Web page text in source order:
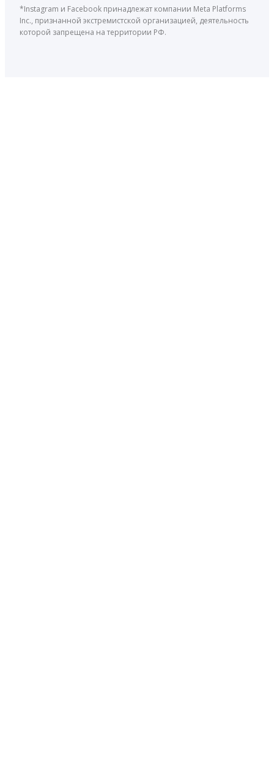
*Instagram и Facebook принадлежат компании Meta Platforms
Inc., признанной экстремистской организацией, деятельность
которой запрещена на территории РФ.